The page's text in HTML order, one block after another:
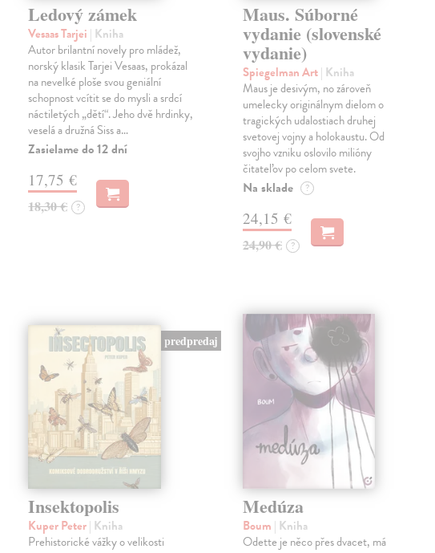
Ledový zámek
Vesaas Tarjei | Kniha
Autor brilantní novely pro mládež,
norský klasik Tarjei Vesaas, prokázal
na nevelké ploše svou geniální
schopnost vcítit se do mysli a srdcí
náctiletých „dětí“. Jeho dvě hrdinky,
veselá a družná Siss a…
Zasielame do 12 dní
17,75 €
18,30 € ?
Maus. Súborné
vydanie (slovenské
vydanie)
Spiegelman Art| Kniha
Maus je desivým, no zároveň
umelecky originálnym dielom o
tragických udalostiach druhej
svetovej vojny a holokaustu. Od
svojho vzniku oslovilo milióny
čitateľov po celom svete.
Na sklade ?
24,15 €
24,90 € ?
predpredaj
Insektopolis
Kuper Peter| Kniha
Prehistorické vážky o velikosti
Medúza
Boum | Kniha
Odette je něco přes dvacet, má